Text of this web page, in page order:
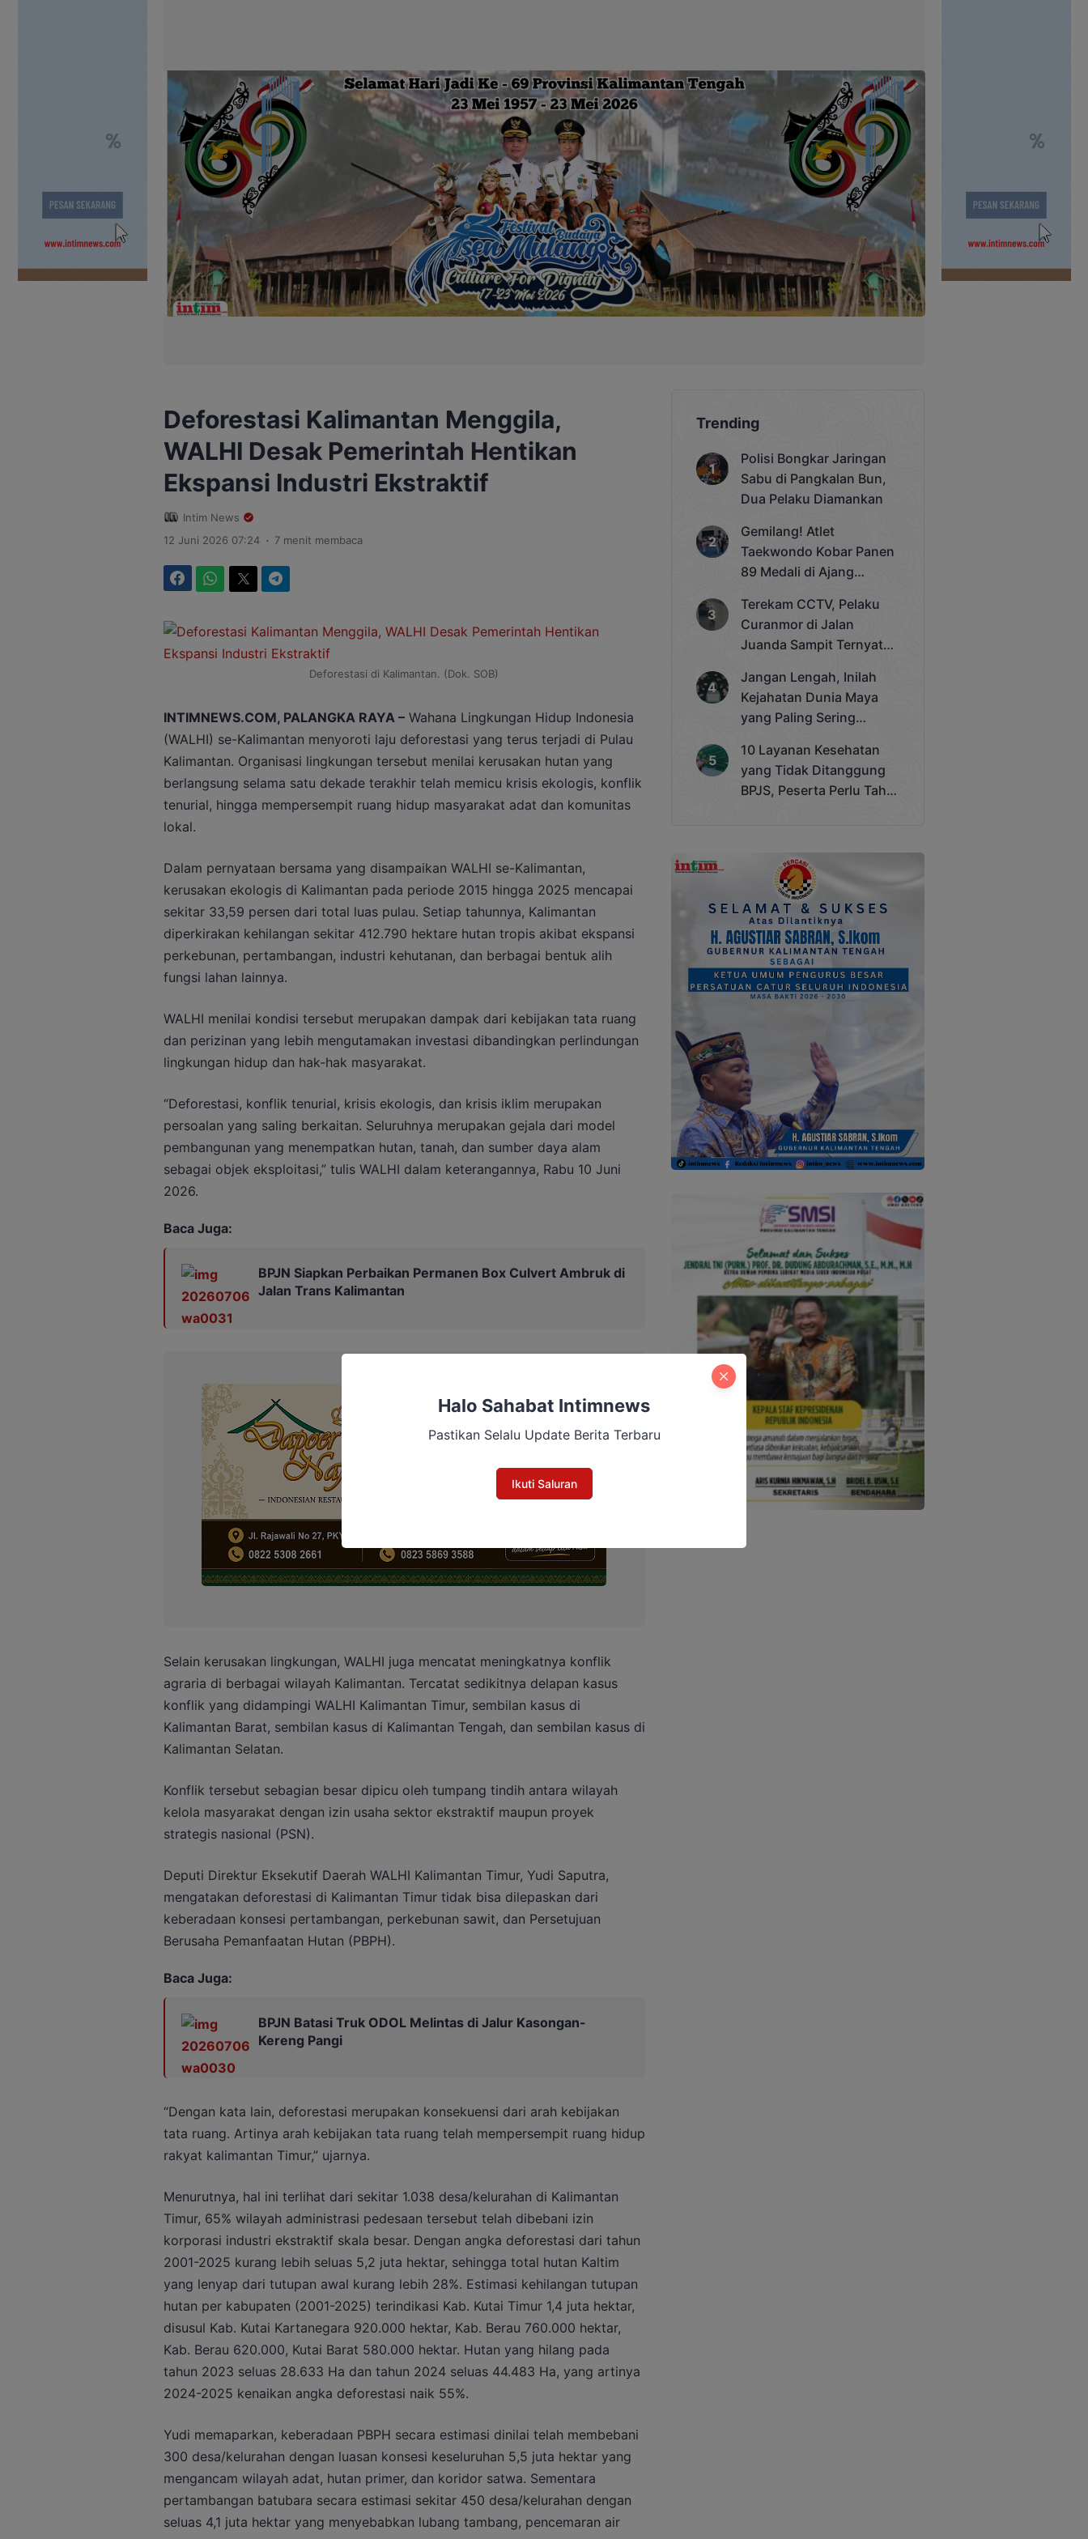
Deforestasi Kalimantan Menggila,
WALHI Desak Pemerintah Hentikan
Ekspansi Industri Ekstraktif
Intim News
12 Juni 2026 07:24 . 7 menit membaca
Deforestasi di Kalimantan. (Dok. SOB)
INTIMNEWS.COM, PALANGKA RAYA –Wahana Lingkungan Hidup Indonesia
(WALHI) se-Kalimantan menyoroti laju deforestasi yang terus terjadi di Pulau
Kalimantan. Organisasi lingkungan tersebut menilai kerusakan hutan yang
berlangsung selama satu dekade terakhir telah memicu krisis ekologis, konflik
tenurial, hingga mempersempit ruang hidup masyarakat adat dan komunitas
lokal.
Dalam pernyataan bersama yang disampaikan WALHI se-Kalimantan,
kerusakan ekologis di Kalimantan pada periode 2015 hingga 2025 mencapai
sekitar 33,59 persen dari total luas pulau. Setiap tahunnya, Kalimantan
diperkirakan kehilangan sekitar 412.790 hektare hutan tropis akibat ekspansi
perkebunan, pertambangan, industri kehutanan, dan berbagai bentuk alih
fungsi lahan lainnya.
WALHI menilai kondisi tersebut merupakan dampak dari kebijakan tata ruang
dan perizinan yang lebih mengutamakan investasi dibandingkan perlindungan
lingkungan hidup dan hak-hak masyarakat.
“Deforestasi, konflik tenurial, krisis ekologis, dan krisis iklim merupakan
persoalan yang saling berkaitan. Seluruhnya merupakan gejala dari model
pembangunan yang menempatkan hutan, tanah, dan sumber daya alam
sebagai objek eksploitasi,” tulis WALHI dalam keterangannya, Rabu 10 Juni
2026.
Baca Juga:
BPJN Siapkan Perbaikan Permanen Box Culvert Ambruk di
Jalan Trans Kalimantan
Selain kerusakan lingkungan, WALHI juga mencatat meningkatnya konflik
agraria di berbagai wilayah Kalimantan. Tercatat sedikitnya delapan kasus
konflik yang didampingi WALHI Kalimantan Timur, sembilan kasus di
Kalimantan Barat, sembilan kasus di Kalimantan Tengah, dan sembilan kasus di
Kalimantan Selatan.
Konflik tersebut sebagian besar dipicu oleh tumpang tindih antara wilayah
kelola masyarakat dengan izin usaha sektor ekstraktif maupun proyek
strategis nasional (PSN).
Deputi Direktur Eksekutif Daerah WALHI Kalimantan Timur, Yudi Saputra,
mengatakan deforestasi di Kalimantan Timur tidak bisa dilepaskan dari
keberadaan konsesi pertambangan, perkebunan sawit, dan Persetujuan
Berusaha Pemanfaatan Hutan (PBPH).
Baca Juga:
BPJN Batasi Truk ODOL Melintas di Jalur Kasongan-
Kereng Pangi
“Dengan kata lain, deforestasi merupakan konsekuensi dari arah kebijakan
tata ruang. Artinya arah kebijakan tata ruang telah mempersempit ruang hidup
rakyat kalimantan Timur,” ujarnya.
Menurutnya, hal ini terlihat dari sekitar 1.038 desa/kelurahan di Kalimantan
Timur, 65% wilayah administrasi pedesaan tersebut telah dibebani izin
korporasi industri ekstraktif skala besar. Dengan angka deforestasi dari tahun
2001-2025 kurang lebih seluas 5,2 juta hektar, sehingga total hutan Kaltim
yang lenyap dari tutupan awal kurang lebih 28%. Estimasi kehilangan tutupan
hutan per kabupaten (2001-2025) terindikasi Kab. Kutai Timur 1,4 juta hektar,
disusul Kab. Kutai Kartanegara 920.000 hektar, Kab. Berau 760.000 hektar,
Kab. Berau 620.000, Kutai Barat 580.000 hektar. Hutan yang hilang pada
tahun 2023 seluas 28.633 Ha dan tahun 2024 seluas 44.483 Ha, yang artinya
2024-2025 kenaikan angka deforestasi naik 55%.
Yudi memaparkan, keberadaan PBPH secara estimasi dinilai telah membebani
300 desa/kelurahan dengan luasan konsesi keseluruhan 5,5 juta hektar yang
mengancam wilayah adat, hutan primer, dan koridor satwa. Sementara
pertambangan batubara secara estimasi sekitar 450 desa/kelurahan dengan
seluas 4,1 juta hektar yang menyebabkan lubang tambang, pencemaran air
Trending
Polisi Bongkar Jaringan
Sabu di Pangkalan Bun,
Dua Pelaku Diamankan
Gemilang! Atlet
Taekwondo Kobar Panen
89 Medali di Ajang
Cup 2025
Terekam CCTV, Pelaku
Curanmor di Jalan
Juanda Sampit Ternyata
Jangan Lengah, Inilah
Kejahatan Dunia Maya
yang Paling Sering
10 Layanan Kesehatan
yang Tidak Ditanggung
BPJS, Peserta Perlu Tahu
Halo Sahabat Intimnews
Pastikan Selalu Update Berita Terbaru
Ikuti Saluran